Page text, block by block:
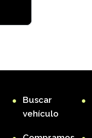
Buscar
vehículo